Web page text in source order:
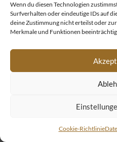
Wenn du diesen Technologien
Surfverhalten oder eindeutige IDs auf
deine Zustimmung nicht erteilst oder
Merkmale und Funktionen
Cookie-Richtlinie